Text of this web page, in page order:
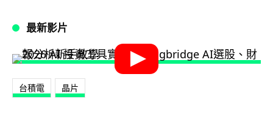
最新影片
台積電 晶片